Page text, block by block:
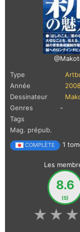
Type
Année
Dessinateur
Genres
-
Tags
Mag. prépub.
COMPLÈTE 1
Les
8.6
(5)
★
★
★